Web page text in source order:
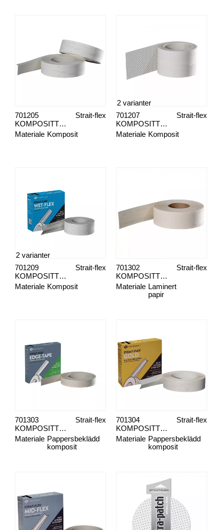
KOMPOSITTREMSE L-BEAD
Strait-flex
701205
Materiale Komposit
KOMPOSITTREMSE -PATCH
Strait-flex
701207
2 varianter
Materiale Komposit
KOMPOSITTREMSE WET-FLEX
Strait-flex
701209
2 varianter
Materiale Komposit
KOMPOSITTREMSE BUTT-TAPE
Strait-flex
701302
Materiale Laminert
papir
KOMPOSITTREMSE EDGE-TAPE
Strait-flex
701303
Materiale Pappersbeklädd
komposit
KOMPOSITTREMSE GOLD
Strait-flex
701304
Materiale Pappersbeklädd
komposit